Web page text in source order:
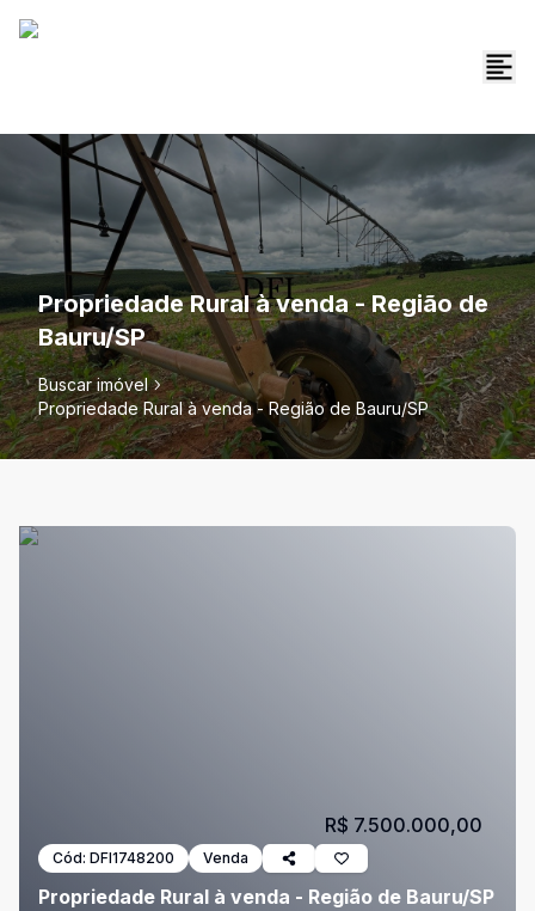
Propriedade Rural à venda - Região de
Bauru/SP
Buscar imóvel
Propriedade Rural à venda - Região de Bauru/SP
Cód: DFI1748200 Venda
Propriedade Rural à venda - Região de Bauru/SP
R$ 7.500.000,00